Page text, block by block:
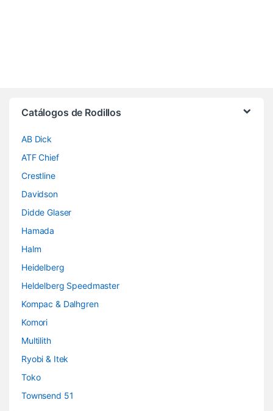
Catálogos de Rodillos
AB Dick
ATF Chief
Crestline
Davidson
Didde Glaser
Hamada
Halm
Heidelberg
Heldelberg Speedmaster
Kompac & Dalhgren
Komori
Multilith
Ryobi & Itek
Toko
Townsend 51